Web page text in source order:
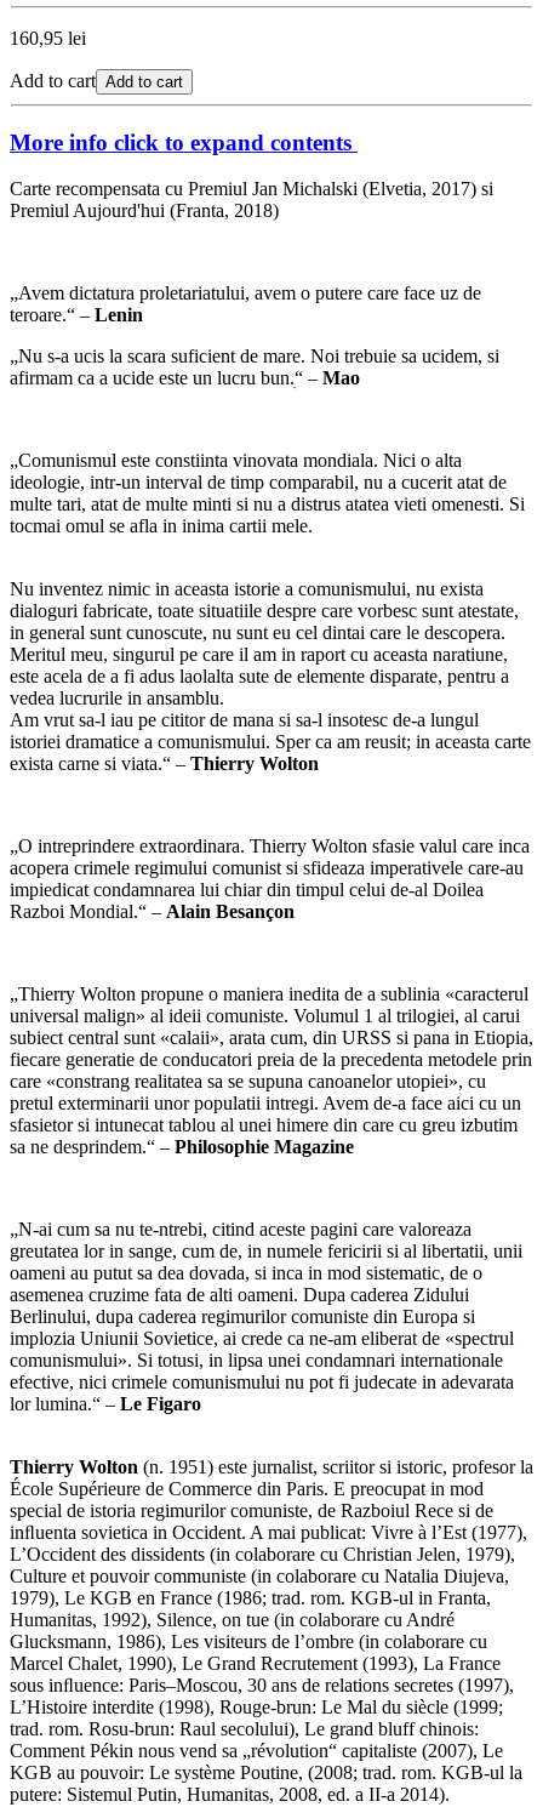
160,95 lei
Add to cart Add to cart
More info click to expand contents
Carte recompensata cu Premiul Jan Michalski (Elvetia, 2017) si
Premiul Aujourd'hui (Franta, 2018)
„Avem dictatura proletariatului, avem o putere care face uz de
teroare.“ – Lenin
„Nu s-a ucis la scara suficient de mare. Noi trebuie sa ucidem, si
afirmam ca a ucide este un lucru bun.ׅ“ – Mao
„Comunismul este constiinta vinovata mondiala. Nici o alta
ideologie, intr-un interval de timp comparabil, nu a cucerit atat de
multe tari, atat de multe minti si nu a distrus atatea vieti omenesti. Si
tocmai omul se afla in inima cartii mele.
Nu inventez nimic in aceasta istorie a comunismului, nu exista
dialoguri fabricate, toate situatiile despre care vorbesc sunt atestate,
in general sunt cunoscute, nu sunt eu cel dintai care le descopera.
Meritul meu, singurul pe care il am in raport cu aceasta naratiune,
este acela de a fi adus laolalta sute de elemente disparate, pentru a
vedea lucrurile in ansamblu.
Am vrut sa-l iau pe cititor de mana si sa-l insotesc de-a lungul
istoriei dramatice a comunismului. Sper ca am reusit; in aceasta carte
exista carne si viata.“ – Thierry Wolton
„O intreprindere extraordinara. Thierry Wolton sfasie valul care inca
acopera crimele regimului comunist si sfideaza imperativele care-au
impiedicat condamnarea lui chiar din timpul celui de-al Doilea
Razboi Mondial.“ – Alain Besançon
„Thierry Wolton propune o maniera inedita de a sublinia «caracterul
universal malign» al ideii comuniste. Volumul 1 al trilogiei, al carui
subiect central sunt «calaii», arata cum, din URSS si pana in Etiopia,
fiecare generatie de conducatori preia de la precedenta metodele prin
care «constrang realitatea sa se supuna canoanelor utopiei», cu
pretul exterminarii unor populatii intregi. Avem de-a face aici cu un
sfasietor si intunecat tablou al unei himere din care cu greu izbutim
sa ne desprindem.“ – Philosophie Magazine
„N-ai cum sa nu te-ntrebi, citind aceste pagini care valoreaza
greutatea lor in sange, cum de, in numele fericirii si al libertatii, unii
oameni au putut sa dea dovada, si inca in mod sistematic, de o
asemenea cruzime fata de alti oameni. Dupa caderea Zidului
Berlinului, dupa caderea regimurilor comuniste din Europa si
implozia Uniunii Sovietice, ai crede ca ne-am eliberat de «spectrul
comunismului». Si totusi, in lipsa unei condamnari internationale
efective, nici crimele comunismului nu pot fi judecate in adevarata
lor lumina.“ – Le Figaro
Thierry Wolton (n. 1951) este jurnalist, scriitor si istoric, profesor la
École Supérieure de Commerce din Paris. E preocupat in mod
special de istoria regimurilor comuniste, de Razboiul Rece si de
inﬂuenta sovietica in Occident. A mai publicat: Vivre à l’Est (1977),
L’Occident des dissidents (in colaborare cu Christian Jelen, 1979),
Culture et pouvoir communiste (in colaborare cu Natalia Diujeva,
1979), Le KGB en France (1986; trad. rom. KGB-ul in Franta,
Humanitas, 1992), Silence, on tue (in colaborare cu André
Glucksmann, 1986), Les visiteurs de l’ombre (in colaborare cu
Marcel Chalet, 1990), Le Grand Recrutement (1993), La France
sous inﬂuence: Paris–Moscou, 30 ans de relations secretes (1997),
L’Histoire interdite (1998), Rouge-brun: Le Mal du siècle (1999;
trad. rom. Rosu-brun: Raul secolului), Le grand bluff chinois:
Comment Pékin nous vend sa „révolution“ capitaliste (2007), Le
KGB au pouvoir: Le système Poutine, (2008; trad. rom. KGB-ul la
putere: Sistemul Putin, Humanitas, 2008, ed. a II-a 2014).